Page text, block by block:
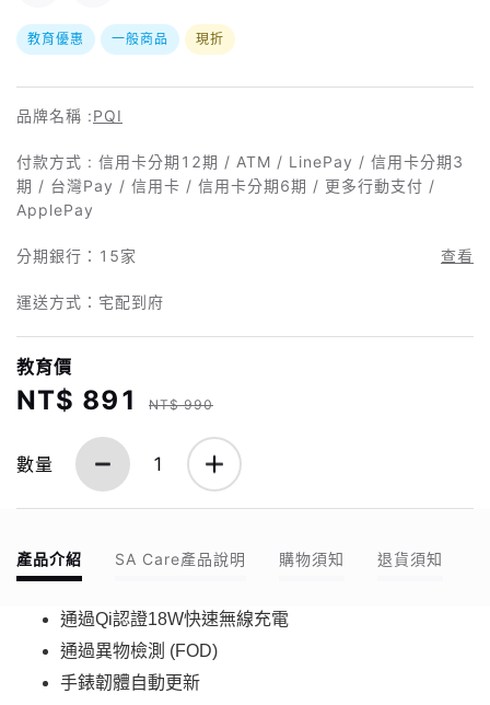
教育優惠 一般商品 現折
品牌名稱 :PQI
付款方式 : 信用卡分期12期 / ATM / LinePay / 信用卡分期3
期 / 台灣Pay / 信用卡 / 信用卡分期6期 / 更多行動支付 /
ApplePay
分期銀行： 15家 查看
運送方式：宅配到府
教育價
NT$ 891 NT$ 990
數量 1
產品介紹 SA Care產品說明 購物須知 退貨須知
通過Qi認證18W快速無線充電
通過異物檢測 (FOD)
手錶韌體自動更新